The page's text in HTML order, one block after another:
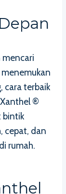
cara terbaik
®
bintik
cepat, dan
rumah.